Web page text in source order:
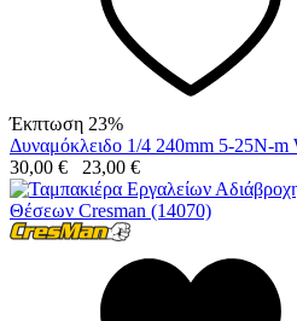
Έκπτωση 23%
Δυναμόκλειδο 1/4 240mm 5-25N-
30,00 € 23,00 €